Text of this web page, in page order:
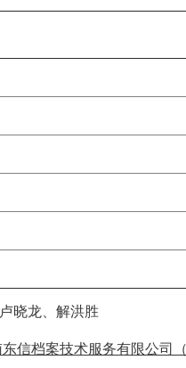
晓龙、解洪胜
信档案技术服务有限公司（